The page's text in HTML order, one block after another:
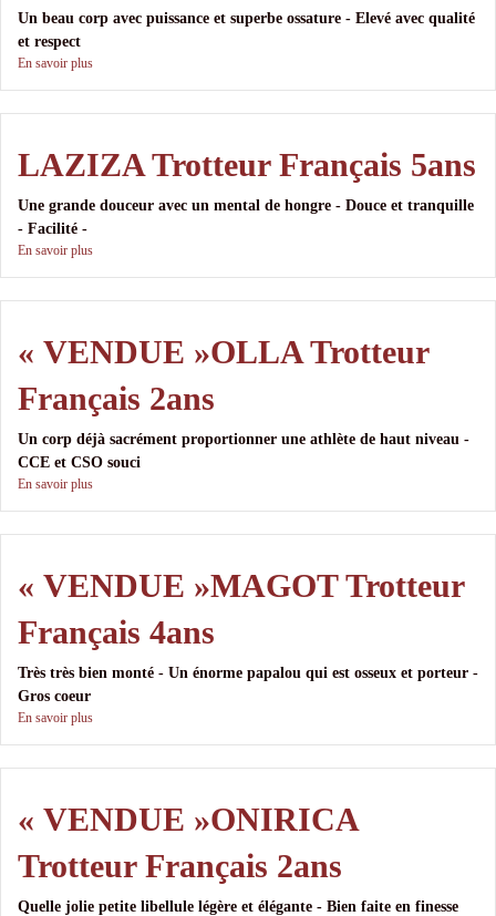
Un beau corp avec puissance et superbe ossature - Elevé avec qualité
et respect
En savoir plus
LAZIZA Trotteur Français 5ans
Une grande douceur avec un mental de hongre - Douce et tranquille
- Facilité -
En savoir plus
« VENDUE »OLLA Trotteur
Français 2ans
Un corp déjà sacrément proportionner une athlète de haut niveau -
CCE et CSO souci
En savoir plus
« VENDUE »MAGOT Trotteur
Français 4ans
Très très bien monté - Un énorme papalou qui est osseux et porteur -
Gros coeur
En savoir plus
« VENDUE »ONIRICA
Trotteur Français 2ans
Quelle jolie petite libellule légère et élégante - Bien faite en finesse